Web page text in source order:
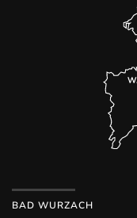
BAD WURZACH